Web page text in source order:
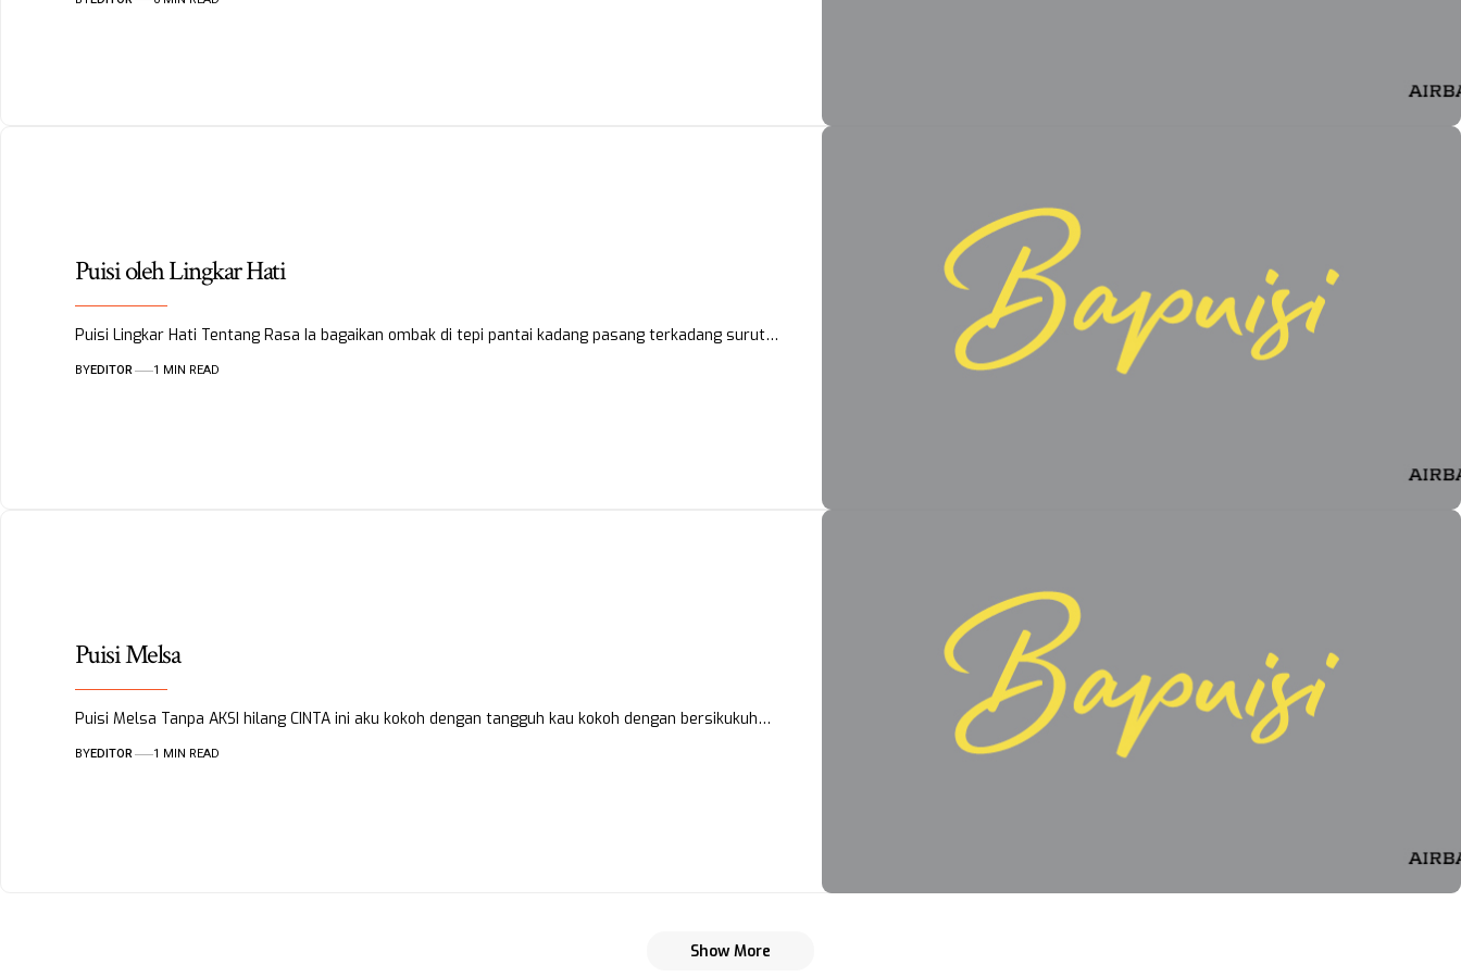
Puisi oleh Lingkar Hati
Puisi Lingkar Hati Tentang Rasa Ia bagaikan ombak di tepi pantai kadang pasang terkadang surut…
BYEDITOR 1 MIN READ
Puisi Melsa
Puisi Melsa Tanpa AKSI hilang CINTA ini aku kokoh dengan tangguh kau kokoh dengan bersikukuh…
BYEDITOR 1 MIN READ
Show More